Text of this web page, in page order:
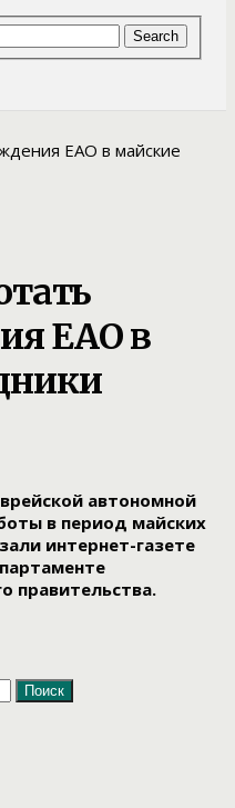
ЕАО в
автономной
в период майских
интернет-газете
правительства.